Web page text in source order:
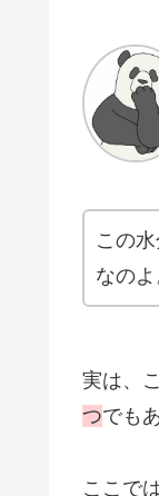
この水
なの
実は、
つでも
ここで